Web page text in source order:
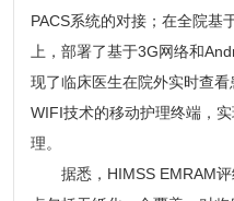
PACS系统的对接；在全院基
上，部署了基于3G网络和
现了临床医生在院外实时查
WIFI技术的移动护理终端，
理。
据悉，HIMSS EMRAM评